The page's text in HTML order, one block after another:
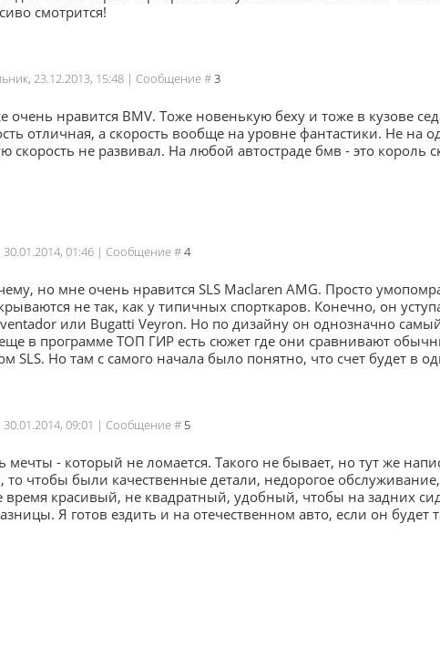
смотрится!
23.12.2013, 15:48 | Сообщение #3
очень нравится BMV. Тоже новенькую беху и тоже в кузове
отличная, а скорость вообще на уровне фантастики. Не на
скорость не развивал. На любой автостраде бмв - это король
30.01.2014, 01:46 | Сообщение #4
но мне очень нравится SLS Maclaren AMG. Просто
не так, как у типичных спорткаров. Конечно, он
или Bugatti Veyron. Но по дизайну он однозначно
в программе ТОП ГИР есть сюжет где они сравнивают
SLS. Но там с самого начала было понятно, что счет будет в
30.01.2014, 09:01 | Сообщение # 5
мечты - который не ломается. Такого не бывает, но тут же
то чтобы были качественные детали, недорогое
время красивый, не квадратный, удобный, чтобы на задних
Я готов ездить и на отечественном авто, если он будет